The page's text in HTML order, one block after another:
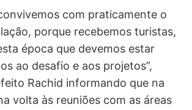
com praticamente o
porque recebemos turistas,
época que devemos estar
ao desafio e aos projetos”,
Rachid informando que na
volta às reuniões com as áreas